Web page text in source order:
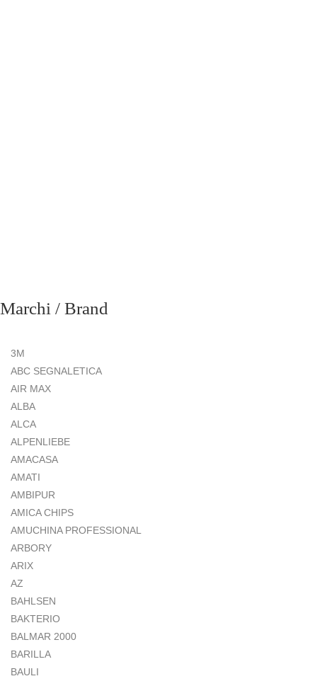
Marchi / Brand
3M
ABC SEGNALETICA
AIR MAX
ALBA
ALCA
ALPENLIEBE
AMACASA
AMATI
AMBIPUR
AMICA CHIPS
AMUCHINA PROFESSIONAL
ARBORY
ARIX
AZ
BAHLSEN
BAKTERIO
BALMAR 2000
BARILLA
BAULI